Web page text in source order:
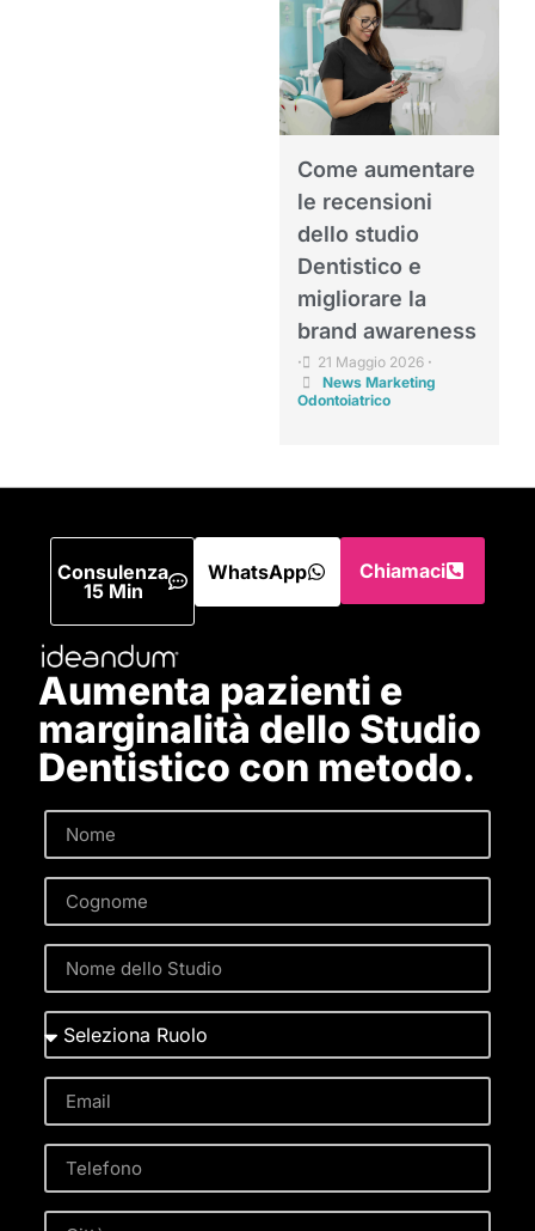
Come aumentare
le recensioni
dello studio
Dentistico e
migliorare la
brand awareness
• 21 Maggio 2026 •
News Marketing
Odontoiatrico
Consulenza
15 Min
WhatsApp Chiamaci
Aumenta pazienti e
marginalità dello Studio
Dentistico con metodo.